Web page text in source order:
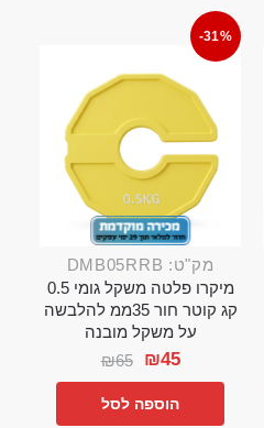
-31%
מק"ט: DMB05RRB
מיקרו פלטה משקל גומי 0.5
קג קוטר חור 35ממ להלבשה
על משקל מובנה
₪65 ₪45
הוספה לסל